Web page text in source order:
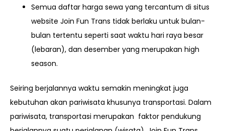
Semua daftar harga sewa yang tercantum di situs
website Join Fun Trans tidak berlaku untuk bulan-
bulan tertentu seperti saat waktu hari raya besar
(lebaran), dan desember yang merupakan high
season.
Seiring berjalannya waktu semakin meningkat juga
kebutuhan akan pariwisata khusunya transportasi. Dalam
pariwisata, transportasi merupakan faktor pendukung